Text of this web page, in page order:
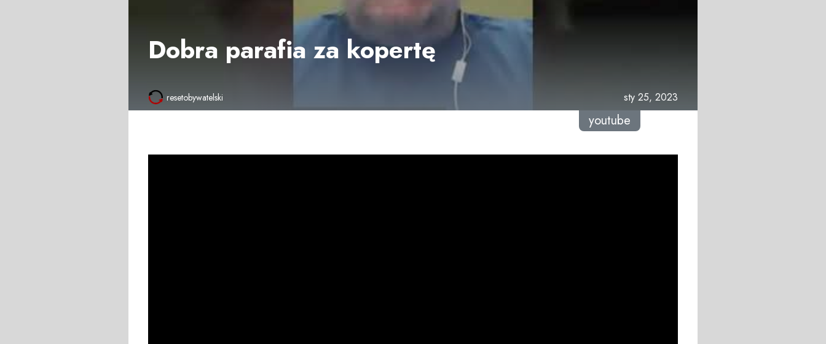
Dobra parafia za kopertę
resetobywatelski sty 25, 2023
youtube